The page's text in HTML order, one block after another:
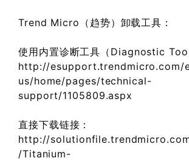
Trend Micro（趋势）卸载工具：
使用内置诊断工具（Diagnostic
http://esupport.trendmicro.com/
us/home/pages/technical-
support/1105809.aspx
直接下载链接：
http://
/Titanium-